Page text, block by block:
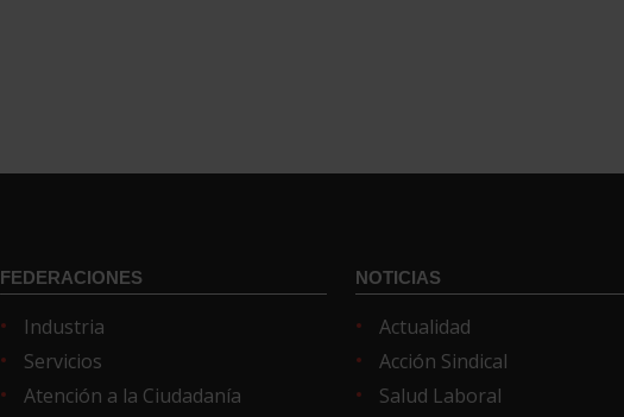
FEDERACIONES
Industria
Servicios
Atención a la Ciudadanía
NOTICIAS
Actualidad
Acción Sindical
Salud Laboral